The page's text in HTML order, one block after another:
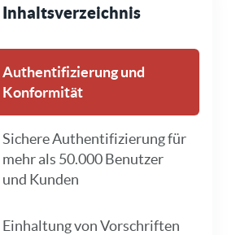
Inhaltsverzeichnis
Authentifizierung und
Konformität
Sichere Authentifizierung für
mehr als 50.000 Benutzer
und Kunden
Einhaltung von Vorschriften